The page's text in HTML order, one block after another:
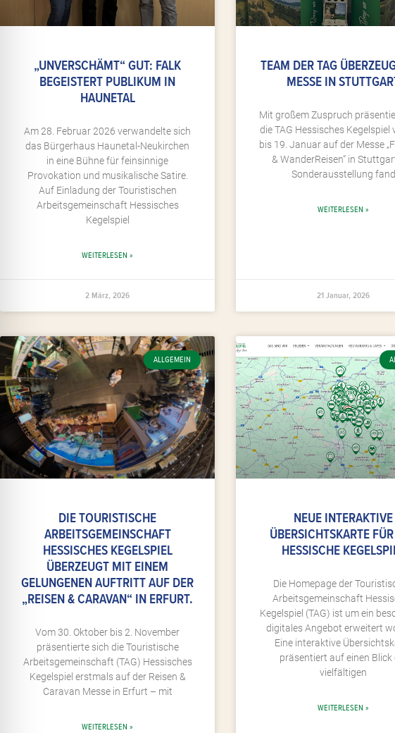
„UNVERSCHÄMT“ GUT: FALK
BEGEISTERT PUBLIKUM IN
HAUNETAL
Am 28. Februar 2026 verwandelte sich
das Bürgerhaus Haunetal-Neukirchen
in eine Bühne für feinsinnige
Provokation und musikalische Satire.
Auf Einladung der Touristischen
Arbeitsgemeinschaft Hessisches
Kegelspiel
WEITERLESEN »
2 März, 2026
TEAM DER TAG
MESSE IN
Mit großem Zuspruch
die TAG Hessisches Kegelspiel
bis 19. Januar auf der Messe
& WanderReisen“ in
Sonderausstellung fand
WEITERLESEN »
21 Januar, 2026
ALLGEMEIN
DIE TOURISTISCHE
ARBEITSGEMEINSCHAFT
HESSISCHES KEGELSPIEL
ÜBERZEUGT MIT EINEM
GELUNGENEN AUFTRITT AUF DER
„REISEN & CARAVAN“ IN ERFURT.
Vom 30. Oktober bis 2. November
präsentierte sich die Touristische
Arbeitsgemeinschaft (TAG) Hessisches
Kegelspiel erstmals auf der Reisen &
Caravan Messe in Erfurt – mit
WEITERLESEN »
NEUE INTERAKTIVE
ÜBERSICHTSKARTE
HESSISCHE
Die Homepage der
Arbeitsgemeinschaft
Kegelspiel (TAG) ist um ein
digitales Angebot erweitert
Eine interaktive
präsentiert auf einen Blick
vielfältigen
WEITERLESEN »